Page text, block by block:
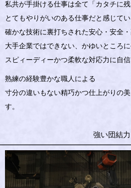
私共が手掛ける仕事は全て「カタチに残
とてもやりがいのある仕事だと感じてい
確かな技術に裏打ちされた安心・安全・
大手企業ではできない、かゆいところ
スピィーディーかつ柔軟な対応力に自信
熟練の経験豊かな職人による
寸分の違いもない精巧かつ仕上がりの
す。
強い団結力